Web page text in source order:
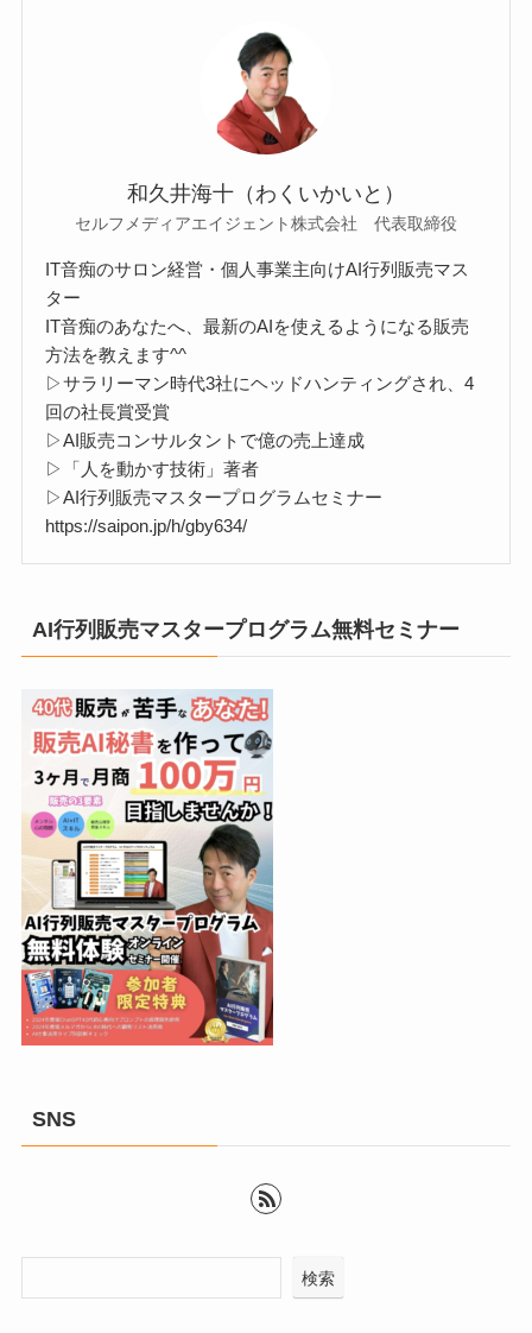
和久井海十（わくいかいと）
セルフメディアエイジェント株式会社 代表取締役
IT音痴のサロン経営・個人事業主向けAI行列販売マス
ター
IT音痴のあなたへ、最新のAIを使えるようになる販売
方法を教えます^^
▷サラリーマン時代3社にヘッドハンティングされ、4
回の社長賞受賞
▷AI販売コンサルタントで億の売上達成
▷「人を動かす技術」著者
▷AI行列販売マスタープログラムセミナー
https://saipon.jp/h/gby634/
AI行列販売マスタープログラム無料セミナー
SNS
検索